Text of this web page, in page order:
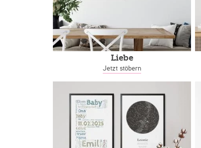
Liebe
Jetzt stöbern